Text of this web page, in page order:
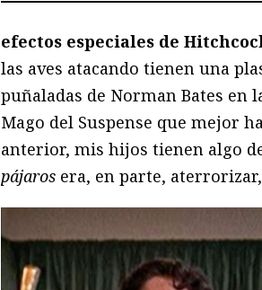
efectos especiales de
las aves atacando tienen una
puñaladas de Norman Bates en
Mago del Suspense que mejor
anterior, mis hijos tienen algo
pájaros era, en parte,